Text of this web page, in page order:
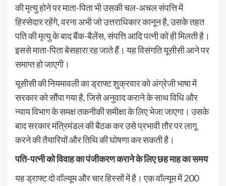
की मृत्यु होने पर माता-पिता भी उसकी चल-अचल संपत्ति में
हिस्सेदार रहेंगे, वरना अभी जो उत्तराधिकार कानून है, उसके तहत
पति की मृत्यु के बाद बैंक-बैलेंस, संपत्ति आदि पत्नी को ही मिलती है।
इससे माता-पिता बेसहारा रह जाते हैं। यह विसंगति यूसीसी आने पर
समाप्त हो जाएगी।
यूसीसी की नियमावली का ड्राफ्ट शुक्रवार को अंग्रेजी भाषा में
सरकार को सौंपा गया है, जिसे अनुवाद कराने के साथ विधि और
न्याय विभाग के समक्ष तकनीकी समीक्षा के लिए भेजा जाएगा। उसके
बाद सरकार मंत्रिमंडल की बैठक कर उसे प्रभावी तौर पर लागू
करने की तैयारियों और तिथि की घोषणा कर सकती है।
पति-पत्नी को विवाह का पंजीकरण कराने के लिए छह माह का समय
यह ड्राफ्ट दो वॉल्यूम और चार हिस्सों में है। एक वॉल्यूम में 200